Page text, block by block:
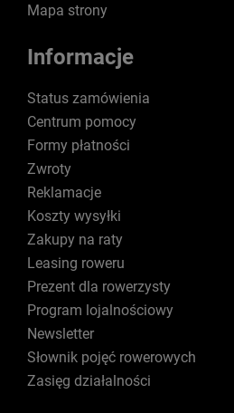
Mapa strony
Informacje
Status zamówienia
Centrum pomocy
Formy płatności
Zwroty
Reklamacje
Koszty wysyłki
Zakupy na raty
Leasing roweru
Prezent dla rowerzysty
Program lojalnościowy
Newsletter
Słownik pojęć rowerowych
Zasięg działalności